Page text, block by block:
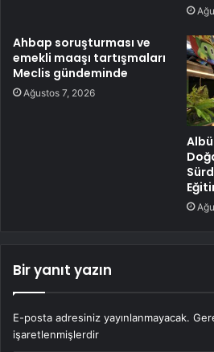
Ahbap soruşturması ve
emekli maaşı tartışmaları
Meclis gündeminde
Ağustos 7, 2026
Bir yanıt yazın
E-posta adresiniz yayınlanmayacak.
işaretlenmişlerdir